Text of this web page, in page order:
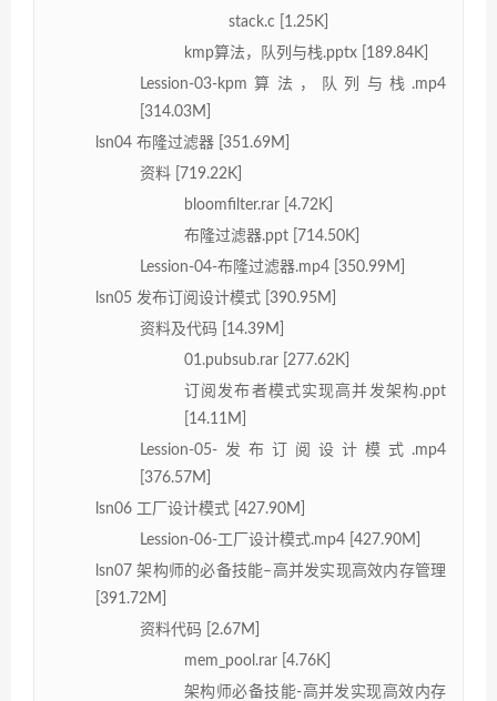
stack.c [1.25K]
kmp算法，队列与栈.pptx [189.84K]
Lession-03-kpm算法，队列与栈.mp4
[314.03M]
lsn04 布隆过滤器 [351.69M]
资料 [719.22K]
bloomfilter.rar [4.72K]
布隆过滤器.ppt [714.50K]
Lession-04-布隆过滤器.mp4 [350.99M]
lsn05 发布订阅设计模式 [390.95M]
资料及代码 [14.39M]
01.pubsub.rar [277.62K]
订阅发布者模式实现高并发架构.ppt
[14.11M]
Lession-05-发布订阅设计模式.mp4
[376.57M]
lsn06 工厂设计模式 [427.90M]
Lession-06-工厂设计模式.mp4 [427.90M]
lsn07 架构师的必备技能–高并发实现高效内存管理
[391.72M]
资料代码 [2.67M]
mem_pool.rar [4.76K]
架构师必备技能-高并发实现高效内存